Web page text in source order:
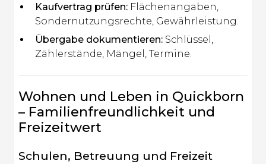
Kaufvertrag prüfen: Flächenangaben,
Sondernutzungsrechte, Gewährleistung.
Übergabe dokumentieren: Schlüssel,
Zählerstände, Mängel, Termine.
Wohnen und Leben in Quickborn
– Familienfreundlichkeit und
Freizeitwert
Schulen, Betreuung und Freizeit